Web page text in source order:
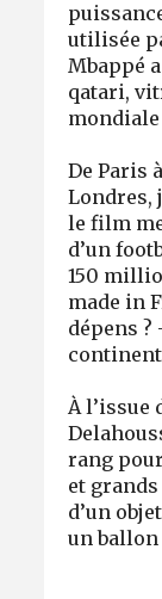
utilisée
Mbappé
qatari,
De Paris
Londres,
le film
d’un
150
made in
dépens ?
À l’issue
rang
et
d’un
un